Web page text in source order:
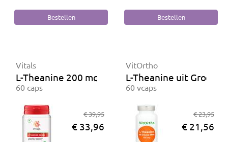
Vitals
L-Theanine 200 mg
60 caps
€ 39,95
€ 33,96
VitOrtho
L-Theanine uit Groene
60 vcaps
€ 23,95
€ 21,56